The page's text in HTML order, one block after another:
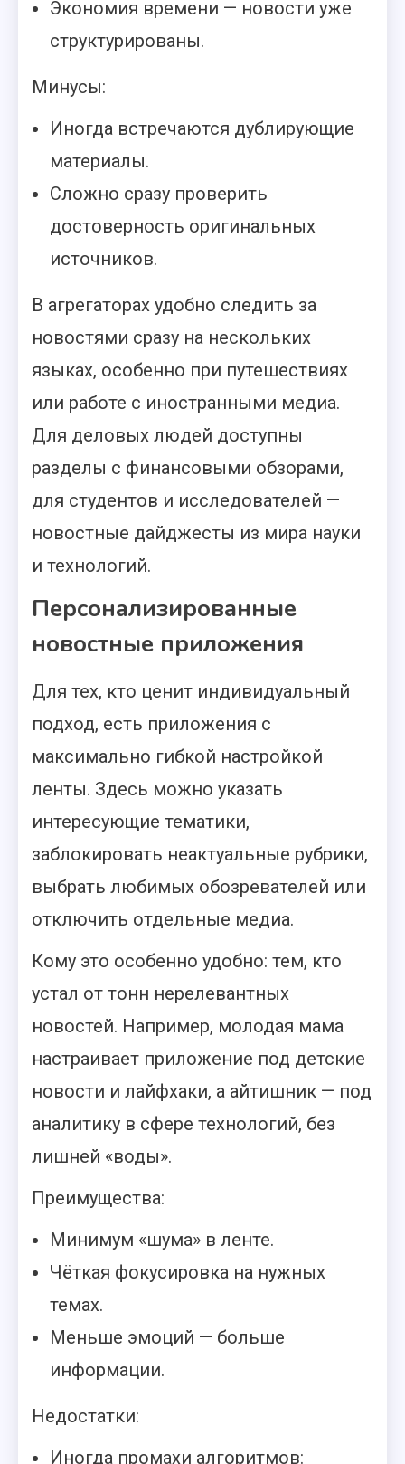
Экономия времени — новости уже
структурированы.
Минусы:
Иногда встречаются дублирующие
материалы.
Сложно сразу проверить
достоверность оригинальных
источников.
В агрегаторах удобно следить за
новостями сразу на нескольких
языках, особенно при путешествиях
или работе с иностранными медиа.
Для деловых людей доступны
разделы с финансовыми обзорами,
для студентов и исследователей —
новостные дайджесты из мира науки
и технологий.
Персонализированные
новостные приложения
Для тех, кто ценит индивидуальный
подход, есть приложения с
максимально гибкой настройкой
ленты. Здесь можно указать
интересующие тематики,
заблокировать неактуальные рубрики,
выбрать любимых обозревателей или
отключить отдельные медиа.
Кому это особенно удобно: тем, кто
устал от тонн нерелевантных
новостей. Например, молодая мама
настраивает приложение под детские
новости и лайфхаки, а айтишник — под
аналитику в сфере технологий, без
лишней «воды».
Преимущества:
Минимум «шума» в ленте.
Чёткая фокусировка на нужных
темах.
Меньше эмоций — больше
информации.
Недостатки:
Иногда промахи алгоритмов: